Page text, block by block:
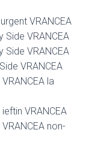
VRANCEA
Side VRANCEA
Side VRANCEA
VRANCEA
la
VRANCEA
non-